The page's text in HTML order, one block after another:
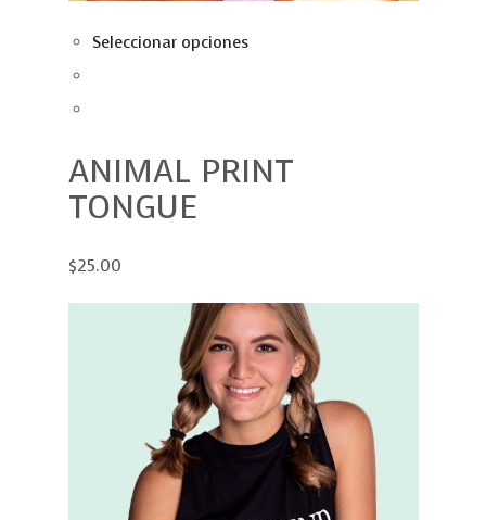
Seleccionar opciones
ANIMAL PRINT
TONGUE
$25.00